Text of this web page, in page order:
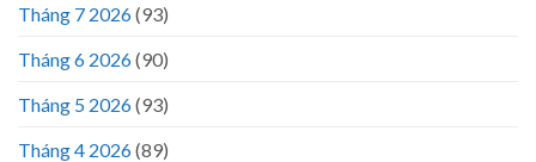
Tháng 7 2026(93)
Tháng 6 2026(90)
Tháng 5 2026(93)
Tháng 4 2026(89)